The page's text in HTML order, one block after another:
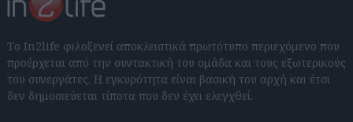
Το In2life φιλοξενεί αποκλειστικά πρωτότυπο περιεχόμενο που
προέρχεται από την συντακτική του ομάδα και τους εξωτερικούς
του συνεργάτες. Η εγκυρότητα είναι βασική του αρχή και έτσι
δεν δημοσιεύεται τίποτα που δεν έχει ελεγχθεί.